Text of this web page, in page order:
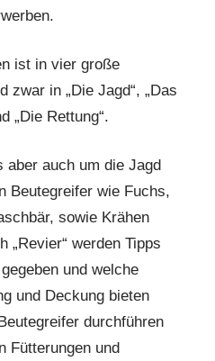
ist in vier große
zwar in „Die Jagd“, „Das
„Die Rettung“.
aber auch um die Jagd
Beutegreifer wie Fuchs,
sowie Krähen
„Revier“ werden Tipps
und welche
und Deckung bieten
durchführen
Fütterungen und